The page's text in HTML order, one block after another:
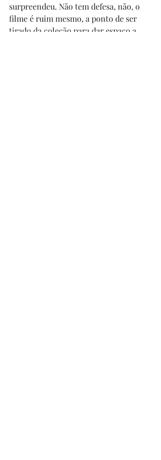
surpreendeu. Não tem defesa, não, o
filme é ruim mesmo, a ponto de ser
tirado da coleção para dar espaço a